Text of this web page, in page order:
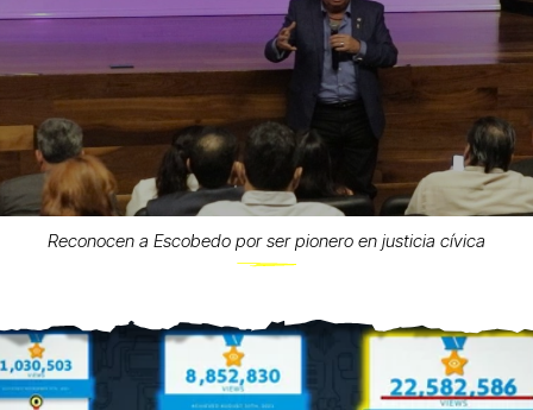
Reconocen a Escobedo por ser pionero en justicia cívica